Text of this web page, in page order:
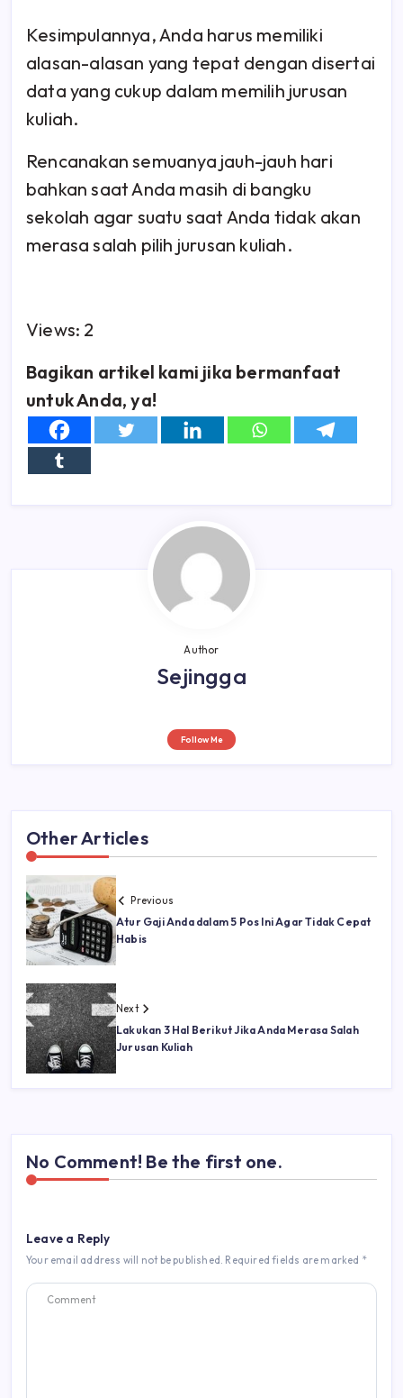
Kesimpulannya, Anda harus memiliki
alasan-alasan yang tepat dengan disertai
data yang cukup dalam memilih jurusan
kuliah.
Rencanakan semuanya jauh-jauh hari
bahkan saat Anda masih di bangku
sekolah agar suatu saat Anda tidak akan
merasa salah pilih jurusan kuliah.
Views: 2
Bagikan artikel kami jika bermanfaat
untuk Anda, ya!
Author
Sejingga
Follow Me
Other Articles
Previous
Atur Gaji Anda dalam 5 Pos Ini Agar Tidak Cepat
Habis
Next
Lakukan 3 Hal Berikut Jika Anda Merasa Salah
Jurusan Kuliah
No Comment! Be the first one.
Leave a Reply
Your email address will not be published. Required fields are marked *